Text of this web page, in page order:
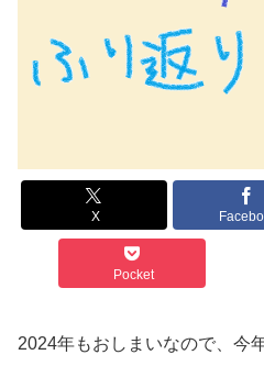
X
Pocket
2024年もおしまいなので、今